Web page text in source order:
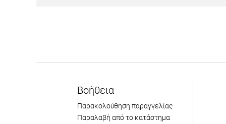
Βοήθεια
Παρακολούθηση παραγγελίας
Παραλαβή από το κατάστημα